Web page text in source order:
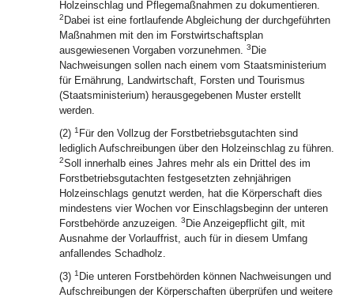
Holzeinschlag und Pflegemaßnahmen zu dokumentieren.
2 Dabei ist eine fortlaufende Abgleichung der durchgeführten
Maßnahmen mit den im Forstwirtschaftsplan
ausgewiesenen Vorgaben vorzunehmen. 3 Die
Nachweisungen sollen nach einem vom Staatsministerium
für Ernährung, Landwirtschaft, Forsten und Tourismus
(Staatsministerium) herausgegebenen Muster erstellt
werden.
(2) 1 Für den Vollzug der Forstbetriebsgutachten sind
lediglich Aufschreibungen über den Holzeinschlag zu führen.
2Soll innerhalb eines Jahres mehr als ein Drittel des im
Forstbetriebsgutachten festgesetzten zehnjährigen
Holzeinschlags genutzt werden, hat die Körperschaft dies
mindestens vier Wochen vor Einschlagsbeginn der unteren
Forstbehörde anzuzeigen. 3 Die Anzeigepflicht gilt, mit
Ausnahme der Vorlauffrist, auch für in diesem Umfang
anfallendes Schadholz.
(3) 1 Die unteren Forstbehörden können Nachweisungen und
Aufschreibungen der Körperschaften überprüfen und weitere